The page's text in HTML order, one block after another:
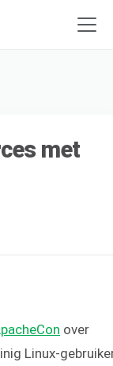
met
over
Linux-